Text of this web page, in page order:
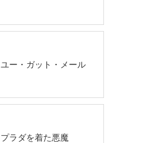
ユー・ガット・メール
プラダを着た悪魔